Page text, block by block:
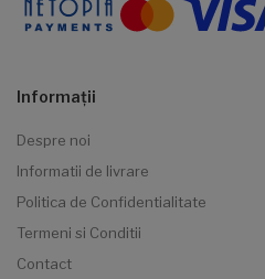
Informaţii
Despre noi
Informatii de livrare
Politica de Confidentialitate
Termeni si Conditii
Contact